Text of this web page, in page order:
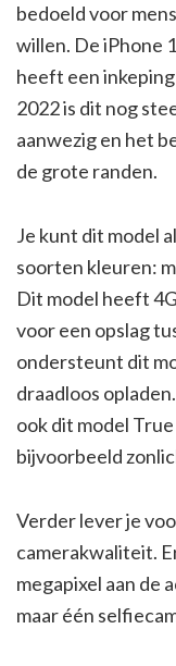
bedoeld voor
willen. De iPhone
heeft een inkeping
2022 is dit nog
aanwezig en het
de grote randen.
Je kunt dit model
soorten kleuren:
Dit model heeft
voor een opslag
ondersteunt dit
draadloos
ook dit model
bijvoorbeeld
Verder lever je
camerakwaliteit.
megapixel aan de
maar één